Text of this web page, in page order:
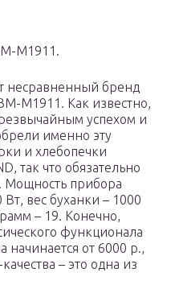
M1911.
несравненный бренд
M1911. Как известно,
успехом и
именно эту
и хлебопечки
так что обязательно
Мощность прибора
вес буханки – 1000
– 19. Конечно,
функционала
начинается от 6000 р.,
– это одна из